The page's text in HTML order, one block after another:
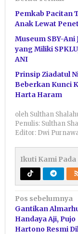
Pemkab Pacitan
Anak Lewat
Museum SBY-
yang Miliki
ANI
Prinsip Ziadatul
Beberkan Kunci
Harta Haram
oleh Sulthan
Penulis: Sulthan
Editor: Dwi
Ikuti Kami Pada
Navigasi
pos
Pos sebelumnya
Gantikan
Handaya Aji, Pujo
Hartono Resmi